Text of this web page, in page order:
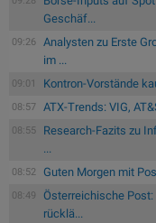
Geschäf...
09:26
Analysten zu Erste
im ...
09:01 Kontron-Vorstände
08:57 ATX-Trends: VIG,
08:55
Research-Fazits zu
...
08:52 Guten Morgen mit
08:49
Österreichische Post:
rücklä...